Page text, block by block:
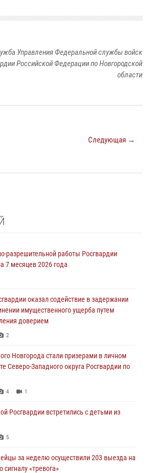
Управления Федеральной службы войск
Российской Федерации по Новгородской
области
Следующая →
разрешительной работы Росгвардии
7 месяцев 2026 года
оказал содействие в задержании
имущественного ущерба путем
доверием
2
Новгорода стали призерами в личном
Северо-Западного округа Росгвардии по
4 1
Росгвардии встретились с детьми из
5
за неделю осуществили 203 выезда на
«тревога»